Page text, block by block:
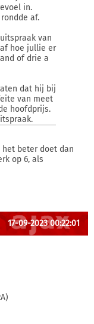
in.
af.
van
hoe jullie er
of drie a
dat hij bij
van meet
hoofdprijs.
het beter doet dan
op 6, als
17-09-2023 00:22:01